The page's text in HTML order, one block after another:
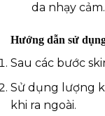
da nhạy cảm.
Hướng dẫn sử
Sau các bước
Sử dụng lượng
khi ra ngoài.